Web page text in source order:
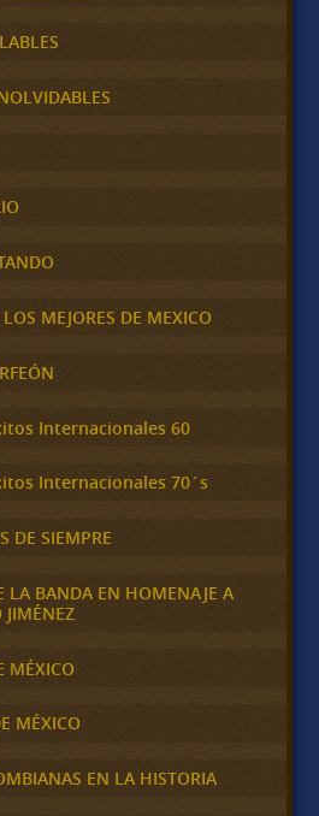
MEJORES DE MEXICO
Internacionales 60
Internacionales 70´s
DE SIEMPRE
LA BANDA EN HOMENAJE A
JIMÉNEZ
MÉXICO
MÉXICO
EN LA HISTORIA